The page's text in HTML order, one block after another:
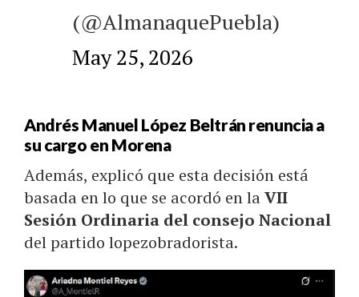
(@AlmanaquePuebla)
May 25, 2026
Andrés Manuel López Beltrán renuncia a
su cargo en Morena
Además, explicó que esta decisión está
basada en lo que se acordó en laVII
Sesión Ordinaria del consejo Nacional
del partido lopezobradorista.